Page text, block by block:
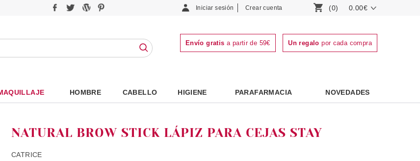
Iniciar sesión Crear cuenta (0) 0.00€
Envío gratis a partir de 59€ Un regalo por cada compra
HOMBRE CABELLO HIGIENE PARAFARMACIA NOVEDADES
NATURAL BROW STICK LÁPIZ PARA CEJAS STAY
CATRICE